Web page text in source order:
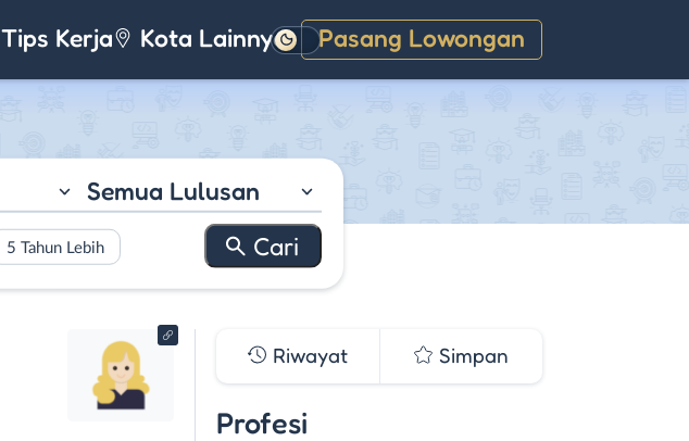
Tips Kerja Kota Lainnya Pasang Lowongan
Gelap
Semua Lulusan
5 Tahun Lebih
Riwayat Simpan
Profesi